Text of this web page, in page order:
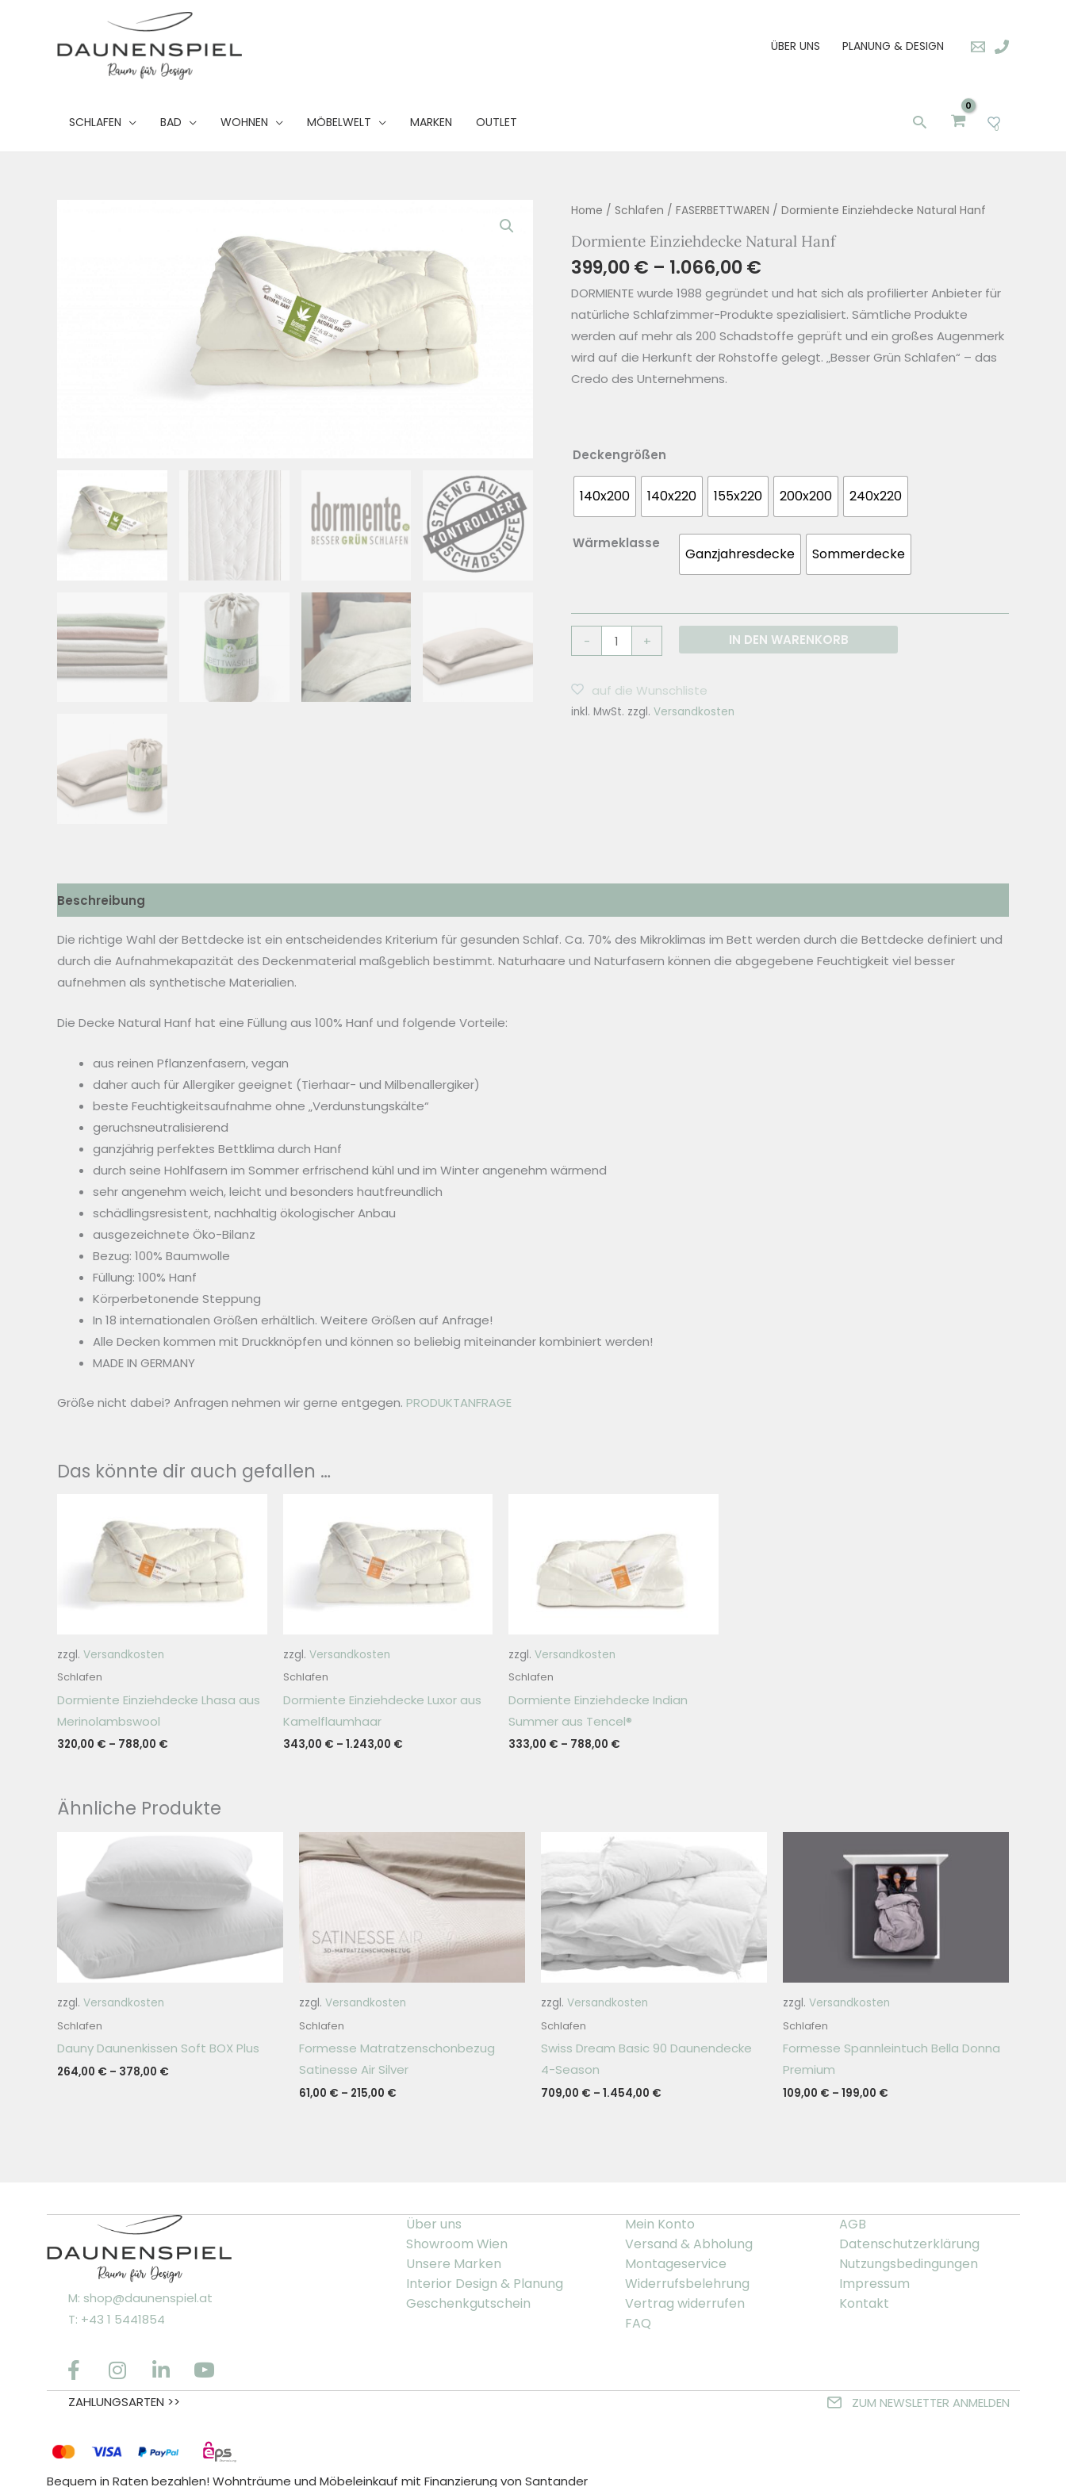
ÜBER UNS PLANUNG & DESIGN
SCHLAFEN BAD WOHNEN MÖBELWELT MARKEN OUTLET Suchen 0
Home / Schlafen / FASERBETTWAREN / Dormiente Einziehdecke Natural Hanf
Dormiente Einziehdecke Natural Hanf
399,00€ – 1.066,00€
DORMIENTE wurde 1988 gegründet und hat sich als profilierter Anbieter für
natürliche Schlafzimmer-Produkte spezialisiert. Sämtliche Produkte
werden auf mehr als 200 Schadstoffe geprüft und ein großes Augenmerk
wird auf die Herkunft der Rohstoffe gelegt. „Besser Grün Schlafen“ – das
Credo des Unternehmens.
Deckengrößen
140x200 140x220 155x220 200x200 240x220
Wärmeklasse
Ganzjahresdecke Sommerdecke
-
Dormiente
Einziehdecke
Hanf
+ IN DEN WARENKORB
auf die Wunschliste
inkl. MwSt. zzgl. Versandkosten
Beschreibung
Die richtige Wahl der Bettdecke ist ein entscheidendes Kriterium für gesunden Schlaf. Ca. 70% des Mikroklimas im Bett werden durch die Bettdecke definiert und
durch die Aufnahmekapazität des Deckenmaterial maßgeblich bestimmt. Naturhaare und Naturfasern können die abgegebene Feuchtigkeit viel besser
aufnehmen als synthetische Materialien.
Die Decke Natural Hanf hat eine Füllung aus 100% Hanf und folgende Vorteile:
aus reinen Pflanzenfasern, vegan
daher auch für Allergiker geeignet (Tierhaar- und Milbenallergiker)
beste Feuchtigkeitsaufnahme ohne „Verdunstungskälte“
geruchsneutralisierend
ganzjährig perfektes Bettklima durch Hanf
durch seine Hohlfasern im Sommer erfrischend kühl und im Winter angenehm wärmend
sehr angenehm weich, leicht und besonders hautfreundlich
schädlingsresistent, nachhaltig ökologischer Anbau
ausgezeichnete Öko-Bilanz
Bezug: 100% Baumwolle
Füllung: 100% Hanf
Körperbetonende Steppung
In 18 internationalen Größen erhältlich. Weitere Größen auf Anfrage!
Alle Decken kommen mit Druckknöpfen und können so beliebig miteinander kombiniert werden!
MADE IN GERMANY
Größe nicht dabei? Anfragen nehmen wir gerne entgegen. PRODUKTANFRAGE
Das könnte dir auch gefallen …
zzgl. Versandkosten
Schlafen
Dormiente Einziehdecke Lhasa aus
Merinolambswool
320,00 € – 788,00 €
zzgl. Versandkosten
Schlafen
Dormiente Einziehdecke Luxor aus
Kamelflaumhaar
343,00 € – 1.243,00 €
zzgl.Versandkosten
Schlafen
Dormiente Einziehdecke Indian
Summer aus Tencel®
333,00 € – 788,00 €
Ähnliche Produkte
zzgl. Versandkosten
Schlafen
Dauny Daunenkissen Soft BOX Plus
264,00 € – 378,00 €
zzgl. Versandkosten
Schlafen
Formesse Matratzenschonbezug
Satinesse Air Silver
61,00 € – 215,00 €
zzgl. Versandkosten
Schlafen
Swiss Dream Basic 90 Daunendecke
4-Season
709,00 € – 1.454,00 €
zzgl. Versandkosten
Schlafen
Formesse Spannleintuch Bella Donna
Premium
109,00 € – 199,00 €
M: shop@daunenspiel.at
T: +43 1 5441854
Über uns
Showroom Wien
Unsere Marken
Interior Design & Planung
Geschenkgutschein
Mein Konto
Versand & Abholung
Montageservice
Widerrufsbelehrung
Vertrag widerrufen
FAQ
AGB
Datenschutzerklärung
Nutzungsbedingungen
Impressum
Kontakt
ZAHLUNGSARTEN >>
Bequem in Raten bezahlen! Wohnträume und Möbeleinkauf mit Finanzierung von Santander
ZUM NEWSLETTER ANMELDEN